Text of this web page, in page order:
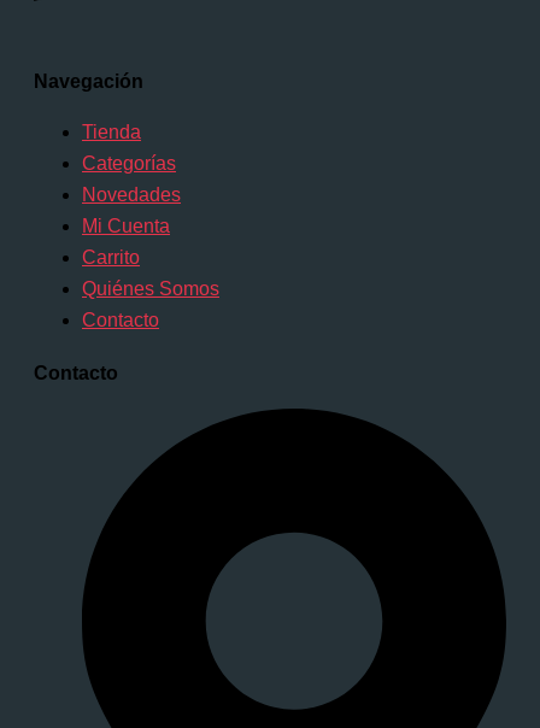
Navegación
Tienda
Categorías
Novedades
Mi Cuenta
Carrito
Quiénes Somos
Contacto
Contacto